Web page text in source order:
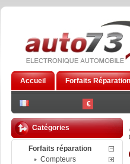
€
Accueil Forfaits Réparation
Catégories
Forfaits réparation
Compteurs